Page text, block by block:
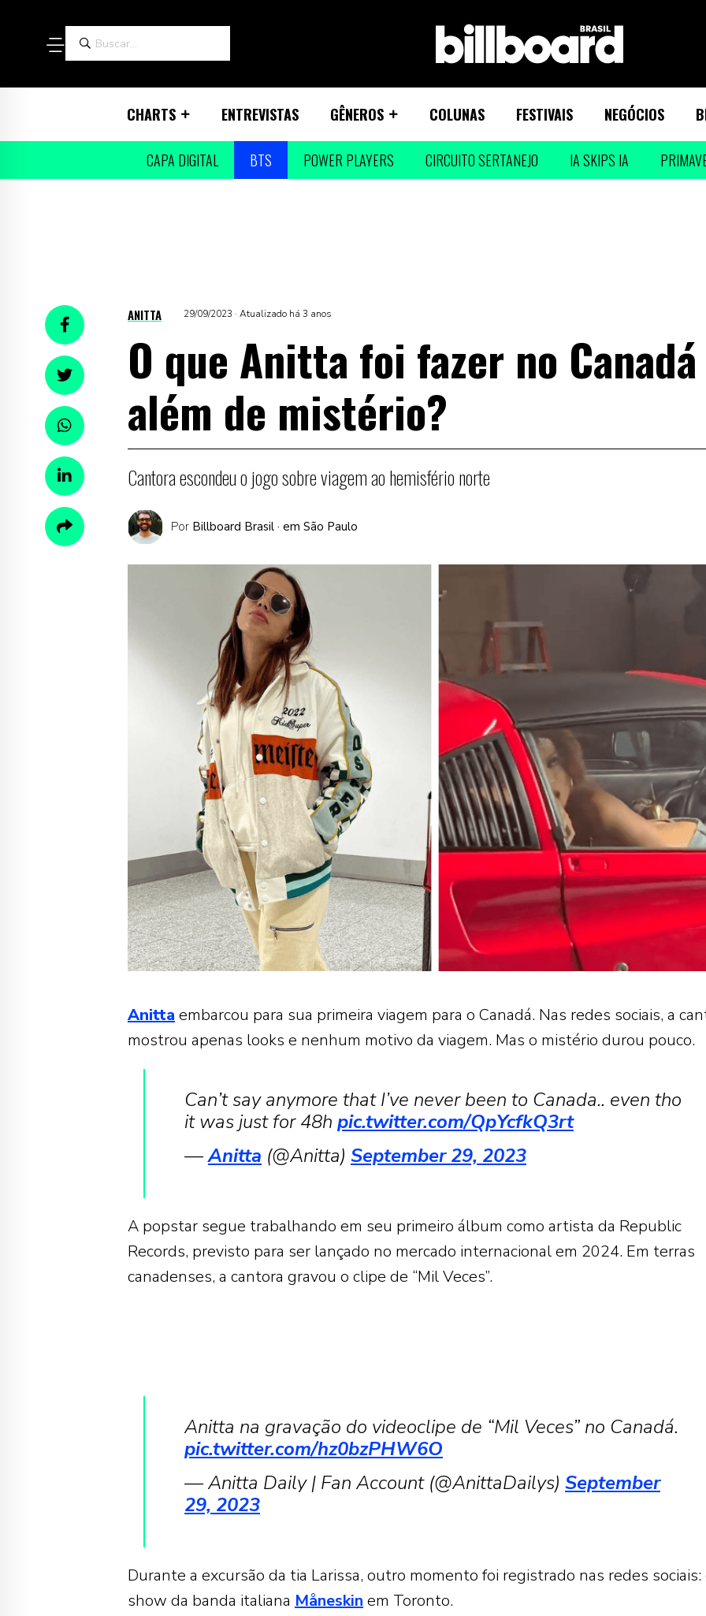
CHARTS ENTREVISTAS GÊNEROS COLUNAS FESTIVAIS NEGÓCIOS
CAPA DIGITAL BTS POWER PLAYERS CIRCUITO SERTANEJO IA SKIPS IA
ANITTA 29/09/2023 · Atualizado há 3 anos
O que Anitta foi fazer no Canadá
além de mistério?
Cantora escondeu o jogo sobre viagem ao hemisfério norte
Por Billboard Brasil · em São Paulo
Anitta embarcou para sua primeira viagem para o Canadá. Nas redes sociais, a
mostrou apenas looks e nenhum motivo da viagem. Mas o mistério durou pouco.
Can’t say anymore that I’ve never been to Canada.. even tho
it was just for 48h pic.twitter.com/QpYcfkQ3rt
—Anitta (@Anitta) September 29, 2023
A popstar segue trabalhando em seu primeiro álbum como artista da Republic
Records, previsto para ser lançado no mercado internacional em 2024. Em terras
canadenses, a cantora gravou o clipe de “Mil Veces”.
Anitta na gravação do videoclipe de “Mil Veces” no Canadá.
pic.twitter.com/hz0bzPHW6O
— Anitta Daily | Fan Account (@AnittaDailys) September
29, 2023
Durante a excursão da tia Larissa, outro momento foi registrado nas redes sociais:
show da banda italiana Måneskin em Toronto.